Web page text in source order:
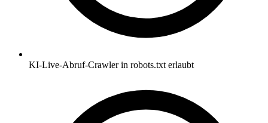
KI-Live-Abruf-Crawler in robots.txt erlaubt